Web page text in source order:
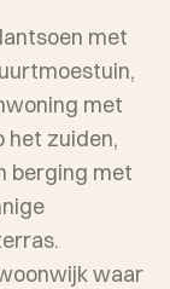
met
met
het zuiden,
berging met
waar